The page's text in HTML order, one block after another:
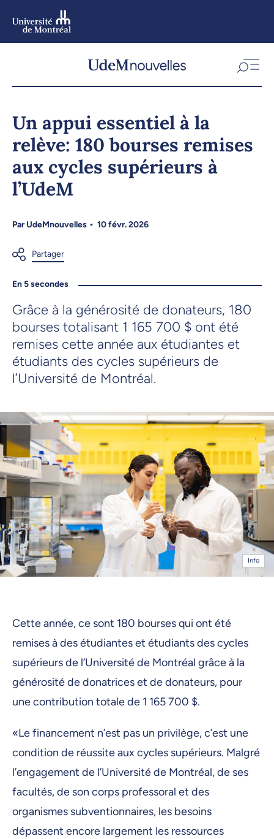
Un appui essentiel à la
relève: 180 bourses remises
aux cycles supérieurs à
l’UdeM
ParUdeMnouvelles 10 févr. 2026
En 5 secondes
Grâce à la générosité de donateurs, 180
bourses totalisant 1 165 700 $ ont été
remises cette année aux étudiantes et
étudiants des cycles supérieurs de
l’Université de Montréal.
Info
Cette année, ce sont 180 bourses qui ont été
remises à des étudiantes et étudiants des cycles
supérieurs de l’Université de Montréal grâce à la
générosité de donatrices et de donateurs, pour
une contribution totale de 1 165 700 $.
«Le financement n’est pas un privilège, c’est une
condition de réussite aux cycles supérieurs. Malgré
l’engagement de l’Université de Montréal, de ses
facultés, de son corps professoral et des
organismes subventionnaires, les besoins
dépassent encore largement les ressources